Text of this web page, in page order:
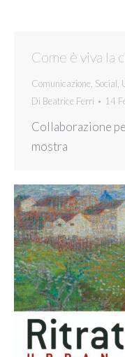
Come è viva la
Comunicazione, Social,
Di Beatrice Ferri 14
Collaborazione
mostra